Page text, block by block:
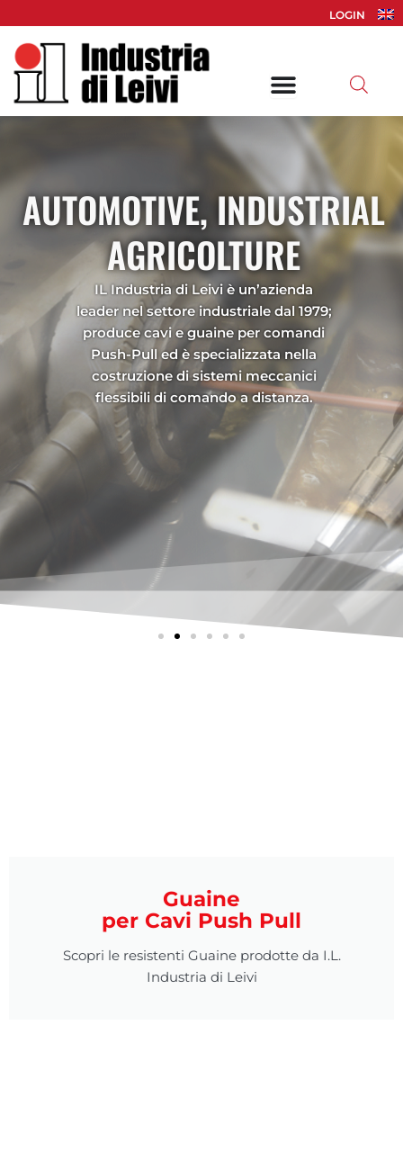
al
contenuto
LOGIN
AUTOMOTIVE, INDUSTRIAL
AGRICOLTURE
IL Industria di Leivi è un’azienda
leader nel settore industriale dal 1979;
produce cavi e guaine per comandi
Push-Pull ed è specializzata nella
costruzione di sistemi meccanici
flessibili di comando a distanza.
Guaine
per Cavi Push Pull
Scopri le resistenti Guaine prodotte da I.L.
Industria di Leivi